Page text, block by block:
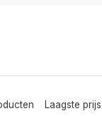
Laagste prijs